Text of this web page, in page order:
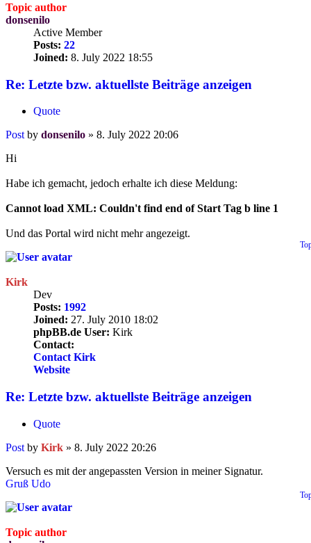
Topic author
donsenilo
Active Member
Posts: 22
Joined: 8. July 2022 18:55
Re: Letzte bzw. aktuellste Beiträge anzeigen
Quote
Post by donsenilo » 8. July 2022 20:06
Hi
Habe ich gemacht, jedoch erhalte ich diese Meldung:
Cannot load XML: Couldn't find end of Start Tag b line 1
Und das Portal wird nicht mehr angezeigt.
Kirk
Dev
Posts: 1992
Joined: 27. July 2010 18:02
phpBB.de User: Kirk
Contact:
Contact Kirk
Website
Re: Letzte bzw. aktuellste Beiträge anzeigen
Quote
Post by Kirk » 8. July 2022 20:26
Versuch es mit der angepassten Version in meiner Signatur.
Gruß Udo
Topic author